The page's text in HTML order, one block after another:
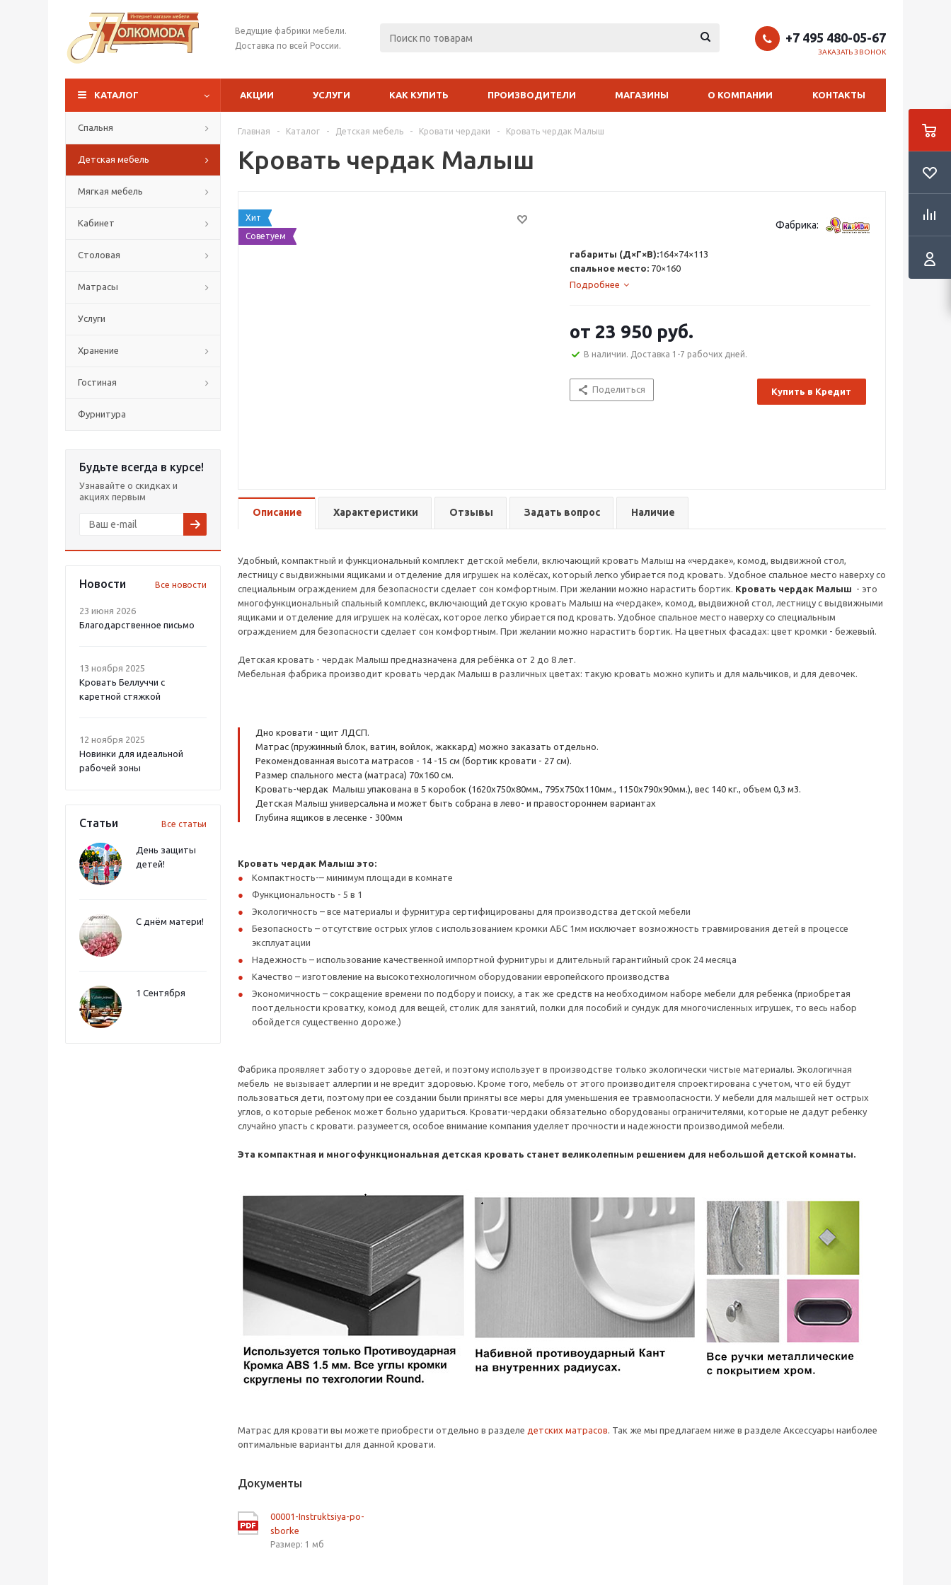
Ведущие фабрики мебели.
Доставка по всей России.
+7 495 480-05-67
ЗАКАЗАТЬ ЗВОНОК
КАТАЛОГ АКЦИИ УСЛУГИ КАК КУПИТЬ ПРОИЗВОДИТЕЛИ МАГАЗИНЫ О КОМПАНИИ КОНТАКТЫ
Спальня
Детская мебель
Мягкая мебель
Кабинет
Столовая
Матрасы
Услуги
Хранение
Гостиная
Фурнитура
Будьте всегда в курсе!
Узнавайте о скидках и
акциях первым
Новости Все новости
23 июня 2026
Благодарственное письмо
13 ноября 2025
Кровать Беллуччи с
каретной стяжкой
12 ноября 2025
Новинки для идеальной
рабочей зоны
Статьи Все статьи
День защиты
детей!
С днём матери!
1 Сентября
Главная - Каталог - Детская мебель - Кровати чердаки - Кровать чердак Малыш
Кровать чердак Малыш
Хит
Советуем
Фабрика:
габариты (Д×Г×В):164×74×113
спальное место: 70×160
Подробнее
от 23 950 руб.
В наличии. Доставка 1-7 рабочих дней.
Поделиться Купить в Кредит
Описание Характеристики Отзывы Задать вопрос Наличие
Удобный, компактный и функциональный комплект детской мебели, включающий кровать Малыш на «чердаке», комод, выдвижной стол,
лестницу с выдвижными ящиками и отделение для игрушек на колёсах, который легко убирается под кровать. Удобное спальное место наверху со
специальным ограждением для безопасности сделает сон комфортным. При желании можно нарастить бортик. Кровать чердак Малыш - это
многофункциональный спальный комплекс, включающий детскую кровать Малыш на «чердаке», комод, выдвижной стол, лестницу с выдвижными
ящиками и отделение для игрушек на колёсах, которое легко убирается под кровать. Удобное спальное место наверху со специальным
ограждением для безопасности сделает сон комфортным. При желании можно нарастить бортик. На цветных фасадах: цвет кромки - бежевый.
Детская кровать - чердак Малыш предназначена для ребёнка от 2 до 8 лет.
Мебельная фабрика производит кровать чердак Малыш в различных цветах: такую кровать можно купить и для мальчиков, и для девочек.
Дно кровати - щит ЛДСП.
Матрас (пружинный блок, ватин, войлок, жаккард) можно заказать отдельно.
Рекомендованная высота матрасов - 14 -15 см (бортик кровати - 27 см).
Размер спального места (матраса) 70х160 см.
Кровать-чердак Малыш упакована в 5 коробок (1620х750х80мм., 795х750х110мм., 1150х790х90мм.), вес 140 кг., объем 0,3 м3.
Детская Малыш универсальна и может быть собрана в лево- и правостороннем вариантах
Глубина ящиков в лесенке - 300мм
Кровать чердак Малыш это:
Компактность-– минимум площади в комнате
Функциональность - 5 в 1
Экологичность – все материалы и фурнитура сертифицированы для производства детской мебели
Безопасность – отсутствие острых углов с использованием кромки АБС 1мм исключает возможность травмирования детей в процессе
эксплуатации
Надежность – использование качественной импортной фурнитуры и длительный гарантийный срок 24 месяца
Качество – изготовление на высокотехнологичном оборудовании европейского производства
Экономичность – сокращение времени по подбору и поиску, а так же средств на необходимом наборе мебели для ребенка (приобретая
поотдельности кроватку, комод для вещей, столик для занятий, полки для пособий и сундук для многочисленных игрушек, то весь набор
обойдется существенно дороже.)
Фабрика проявляет заботу о здоровье детей, и поэтому использует в производстве только экологически чистые материалы. Экологичная
мебель не вызывает аллергии и не вредит здоровью. Кроме того, мебель от этого производителя спроектирована с учетом, что ей будут
пользоваться дети, поэтому при ее создании были приняты все меры для уменьшения ее травмоопасности. У мебели для малышей нет острых
углов, о которые ребенок может больно удариться. Кровати-чердаки обязательно оборудованы ограничителями, которые не дадут ребенку
случайно упасть с кровати. разумеется, особое внимание компания уделяет прочности и надежности производимой мебели.
Эта компактная и многофункциональная детская кровать станет великолепным решением для небольшой детской комнаты.
Матрас для кровати вы можете приобрести отдельно в разделе детских матрасов. Так же мы предлагаем ниже в разделе Аксессуары наиболее
оптимальные варианты для данной кровати.
Документы
00001-Instruktsiya-po-
sborke
Размер: 1 мб